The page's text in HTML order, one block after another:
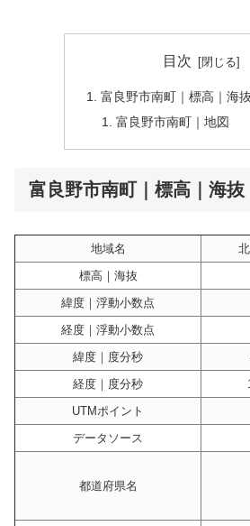
目次
富良野市南町｜標高｜海
富良野市南町｜地図
富良野市南町｜標高｜海抜
地域名
標高｜海抜
緯度｜浮動小数点
経度｜浮動小数点
緯度｜度分秒
経度｜度分秒
UTMポイント
データソース
都道府県名